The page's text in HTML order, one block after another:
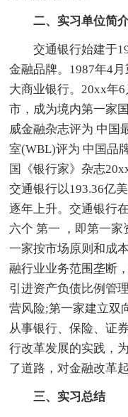
二、实习单位简
交通银行始建于
金融品牌。1987年4
大商业银行。20xx年
市，成为境内第一家
威金融杂志评为 中国
室(WBL)评为 中国品
国《银行家》杂志
交通银行以193.36亿
逐年上升。交通银行
六个 第一 ，即第一
一家按市场原则和成
融行业业务范围垄断
引进资产负债比例管
营风险;第一家建立双
从事银行、保险、证
行改革发展的实践，
了道路，对金融改革
三、实习总结